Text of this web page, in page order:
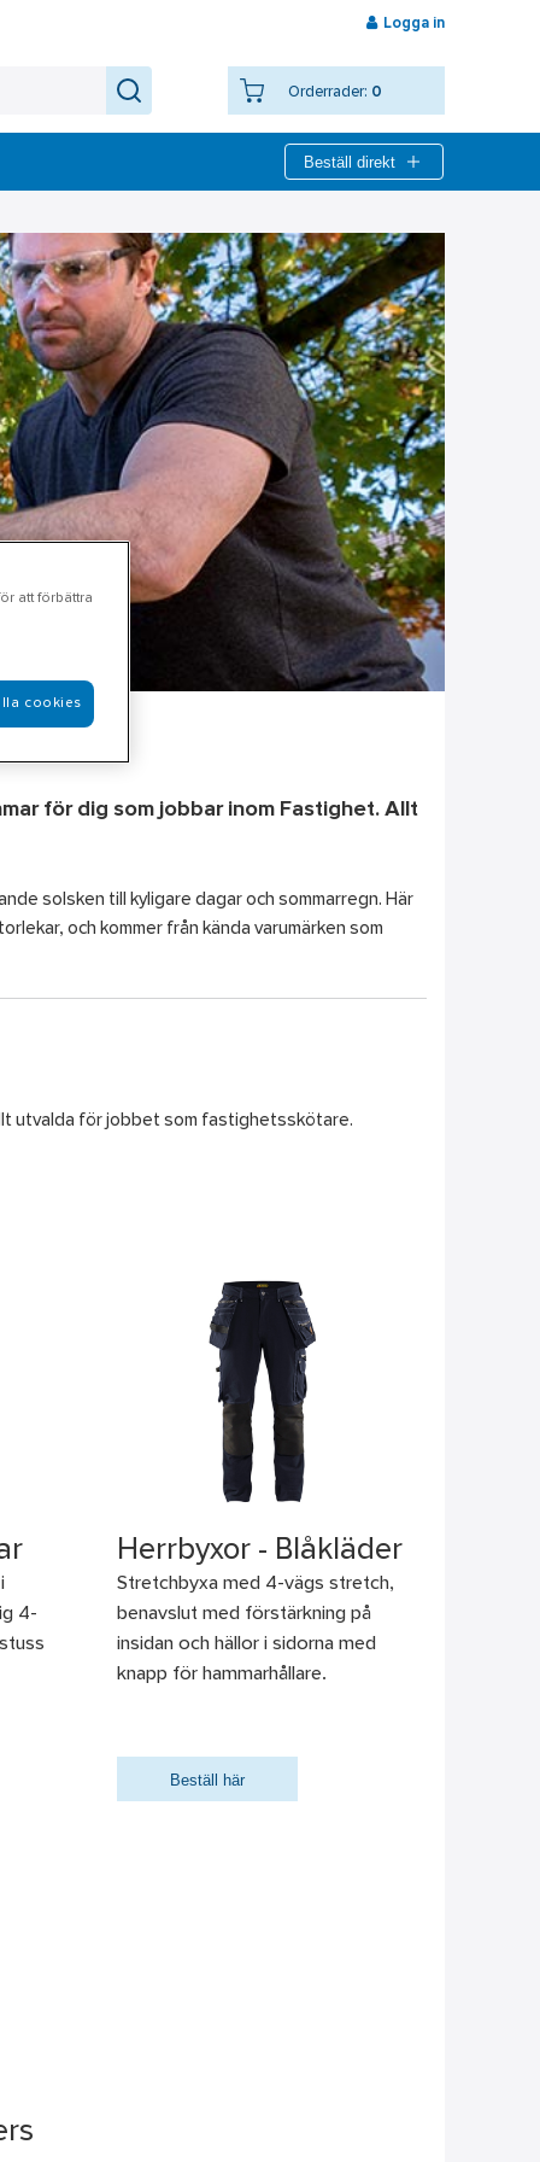
Logga in
Orderrader: 0
Beställ direkt
för dig som jobbar inom Fastighet. Allt
solsken till kyligare dagar och sommarregn. Här
och kommer från kända varumärken som
utvalda för jobbet som fastighetsskötare.
4-
Herrbyxor - Blåkläder
Stretchbyxa med 4-vägs stretch,
benavslut med förstärkning på
insidan och hällor i sidorna med
knapp för hammarhållare.
Beställ här
att förbättra
cookies